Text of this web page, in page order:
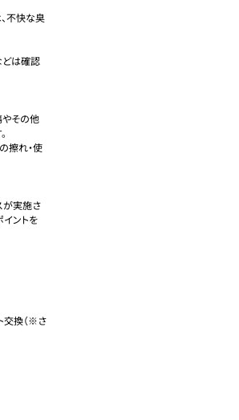
不快な臭
は確認
やその他
擦れ・使
が実施さ
ントを